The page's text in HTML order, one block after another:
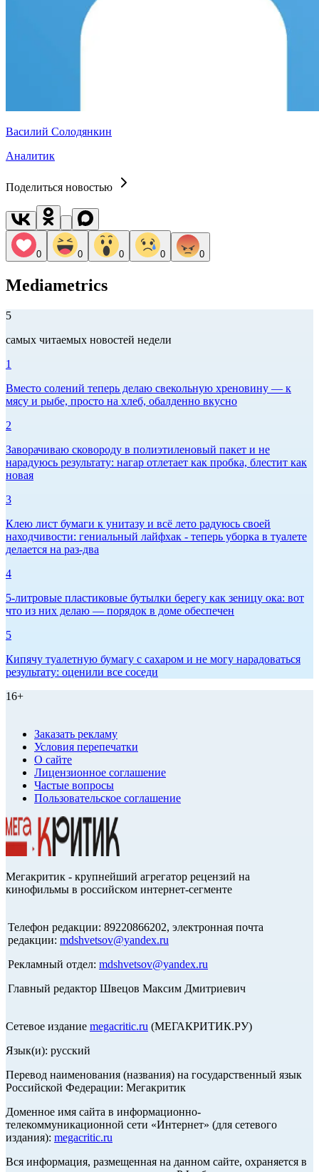
Василий Солодянкин
Аналитик
Поделиться новостью
0 0 0 0 0
Mediametrics
5
самых читаемых новостей недели
1
Вместо солений теперь делаю свекольную хреновину — к
мясу и рыбе, просто на хлеб, обалденно вкусно
2
Заворачиваю сковороду в полиэтиленовый пакет и не
нарадуюсь результату: нагар отлетает как пробка, блестит как
новая
3
Клею лист бумаги к унитазу и всё лето радуюсь своей
находчивости: гениальный лайфхак - теперь уборка в туалете
делается на раз-два
4
5-литровые пластиковые бутылки берегу как зеницу ока: вот
что из них делаю — порядок в доме обеспечен
5
Кипячу туалетную бумагу с сахаром и не могу нарадоваться
результату: оценили все соседи
16+
Заказать рекламу
Условия перепечатки
О сайте
Лицензионное соглашение
Частые вопросы
Пользовательское соглашение
Мегакритик - крупнейший агрегатор рецензий на
кинофильмы в российском интернет-сегменте
Телефон редакции: 89220866202, электронная почта
редакции: mdshvetsov@yandex.ru
Рекламный отдел: mdshvetsov@yandex.ru
Главный редактор Швецов Максим Дмитриевич
Сетевое издание megacritic.ru (МЕГАКРИТИК.РУ)
Язык(и): русский
Перевод наименования (названия) на государственный язык
Российской Федерации: Мегакритик
Доменное имя сайта в информационно-
телекоммуникационной сети «Интернет» (для сетевого
издания): megacritic.ru
Вся информация, размещенная на данном сайте, охраняется в